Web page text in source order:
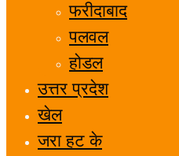
फरीदाबाद
पलवल
होडल
उत्तर प्रदेश
खेल
जरा हट के